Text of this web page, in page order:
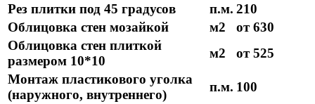
Рез плитки под 45 градусов
п.м. 210
Облицовка стен мозайкой
м2
от 630
Облицовка стен плиткой
размером 10*10
м2
от 525
Монтаж пластикового уголка
(наружного, внутреннего)
п.м. 100